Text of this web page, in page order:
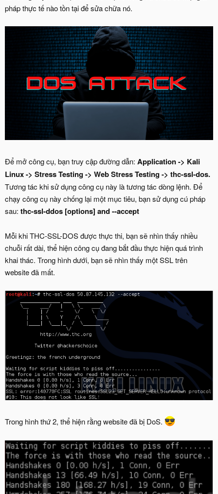
pháp thực tế nào tồn tại để sửa chữa nó.
Để mở công cụ, bạn truy cập đường dẫn: Application -> Kali
Linux -> Stress Testing -> Web Stress Testing -> thc-ssl-dos.
Tương tác khi sử dụng công cụ này là tương tác dòng lệnh. Để
chạy công cụ này chống lại một mục tiêu, bạn sử dụng cú pháp
sau: thc-ssl-ddos [options] and --accept
Mỗi khi THC-SSL-DOS được thực thi, bạn sẽ nhìn thấy nhiều
chuỗi rất dài, thể hiện công cụ đang bắt đầu thực hiện quá trình
khai thác. Trong hình dưới, bạn sẽ nhìn thấy một SSL trên
website đã mất.
Trong hình thứ 2, thể hiện rằng website đã bị DoS.